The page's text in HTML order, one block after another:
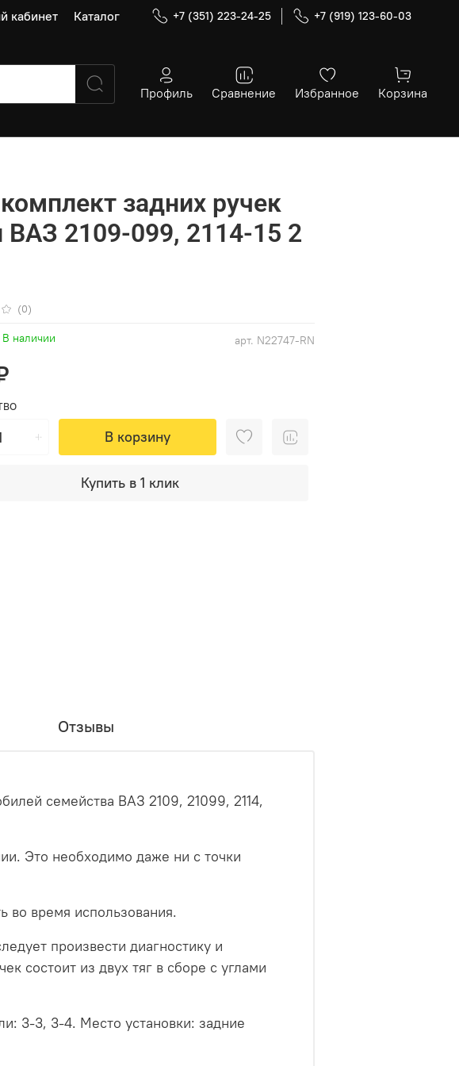
кабинет Каталог +7 (351) 223-24-25 +7 (919) 123-60-03
Профиль Сравнение Избранное Корзина
(0)
арт. N22747-RN
В наличии
задних ручек
ВАЗ 2109-099, 2114-15 2
В корзину
Купить в 1 клик
Отзывы
семейства ВАЗ 2109, 21099, 2114,
Это необходимо даже ни с точки
во время использования.
произвести диагностику и
состоит из двух тяг в сборе с углами
3-3, 3-4. Место установки: задние